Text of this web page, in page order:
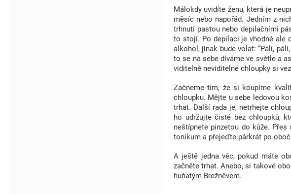
Málokdy uvidíte ženu, která je
měsíc nebo napořád. Jedním z
trhnutí pastou nebo depilačními
to stojí. Po depilaci je vhodné ale
alkohol, jinak bude volat: “Pálí,
to se na sebe díváme ve světle a
viditelně neviditelné chloupky si
Začneme tím, že si koupíme
chloupku. Mějte u sebe ledovou
trhat. Další rada je, netrhejte
ho udržujte čisté bez chloupků,
neštípnete pinzetou do kůže.
tonikum a přejeďte párkrát po
A ještě jedna věc, pokud máte
začněte trhat. Anebo, si takové
huňatým Brežněvem.